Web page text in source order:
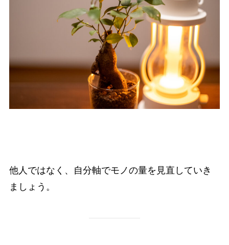
他人ではなく、自分軸でモノの量を見直していき
ましょう。